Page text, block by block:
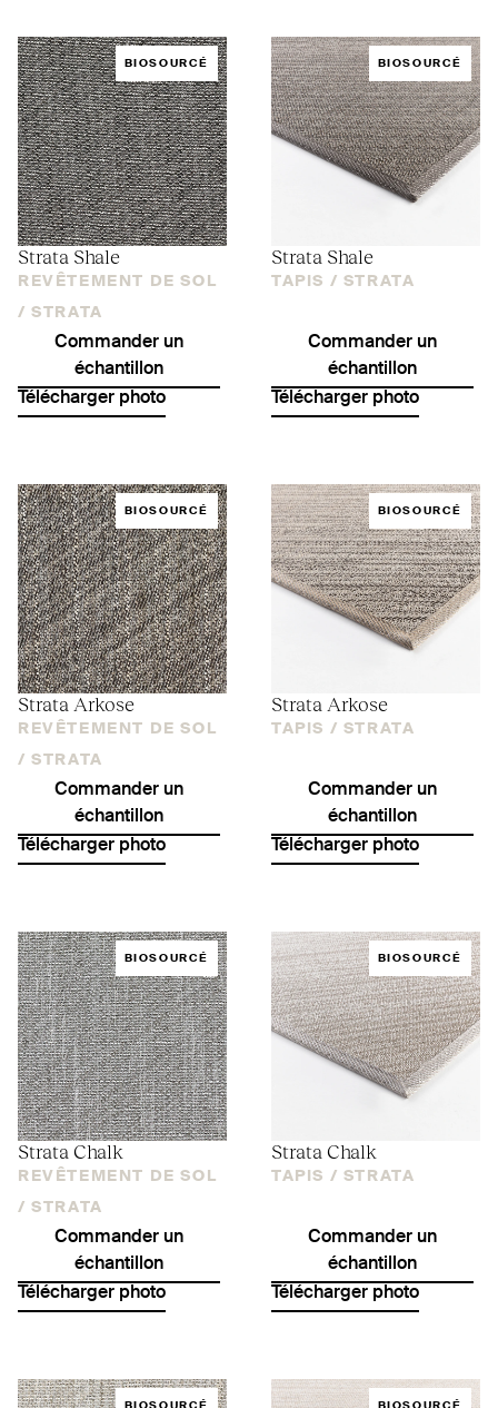
BIOSOURCÉ
Strata Shale
REVÊTEMENT DE SOL
/ STRATA
Commander un
échantillon
Télécharger photo
BIOSOURCÉ
Strata Shale
TAPIS / STRATA
Commander un
échantillon
Télécharger photo
BIOSOURCÉ
Strata Arkose
REVÊTEMENT DE SOL
/ STRATA
Commander un
échantillon
Télécharger photo
BIOSOURCÉ
Strata Arkose
TAPIS / STRATA
Commander un
échantillon
Télécharger photo
BIOSOURCÉ
Strata Chalk
REVÊTEMENT DE SOL
/ STRATA
Commander un
échantillon
Télécharger photo
BIOSOURCÉ
Strata Chalk
TAPIS / STRATA
Commander un
échantillon
Télécharger photo
BIOSOURCÉ BIOSOURCÉ